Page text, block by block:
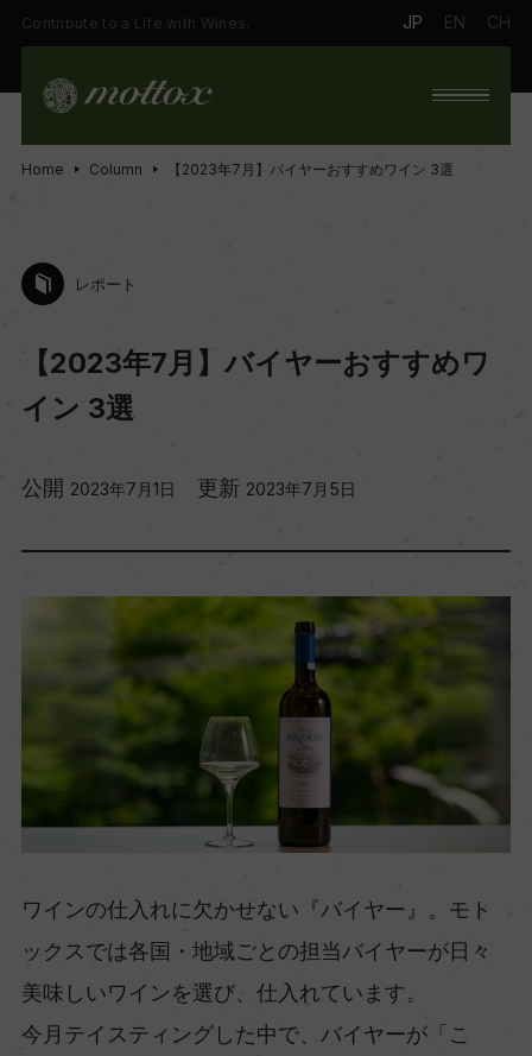
Contribute to a Life with Wines. JP EN CH
Home Column 【2023年7月】バイヤーおすすめワイン 3選
レポート
【2023年7月】バイヤーおすすめワ
イン 3選
公開 2023年7月1日 更新 2023年7月5日
ワインの仕入れに欠かせない『バイヤー』。モト
ックスでは各国・地域ごとの担当バイヤーが日々
美味しいワインを選び、仕入れています。
今月テイスティングした中で、バイヤーが「こ